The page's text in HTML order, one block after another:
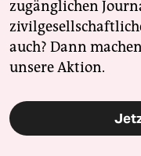
zugänglichen
auch? Dann
unsere Aktion.